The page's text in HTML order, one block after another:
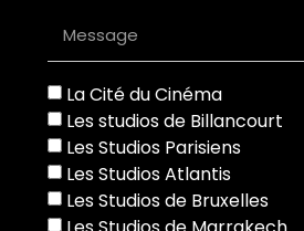
La Cité du Cinéma
Les studios de Billancourt
Les Studios Parisiens
Les Studios Atlantis
Les Studios de Bruxelles